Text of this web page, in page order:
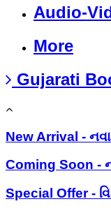
Audio-
More
Gujarati
New Arrival -
Coming Soon -
Special Offer -